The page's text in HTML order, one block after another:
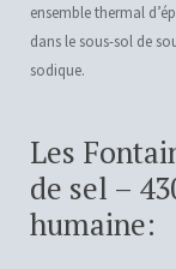
ensemble thermal
dans le sous-sol de
sodique.
Les
de sel –
humaine: